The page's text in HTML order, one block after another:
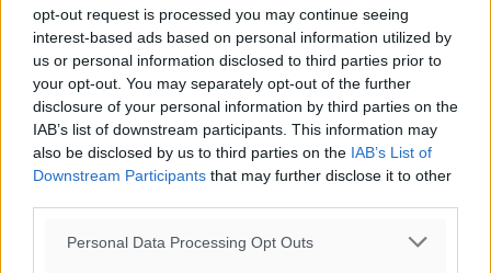
opt-out request is processed you may continue seeing
interest-based ads based on personal information utilized by
us or personal information disclosed to third parties prior to
your opt-out. You may separately opt-out of the further
disclosure of your personal information by third parties on the
IAB’s list of downstream participants. This information may
also be disclosed by us to third parties on the IAB’s List of
Downstream Participants that may further disclose it to other
Personal Data Processing Opt Outs
της Δημοκρατικής.
o καιρός τώρα: